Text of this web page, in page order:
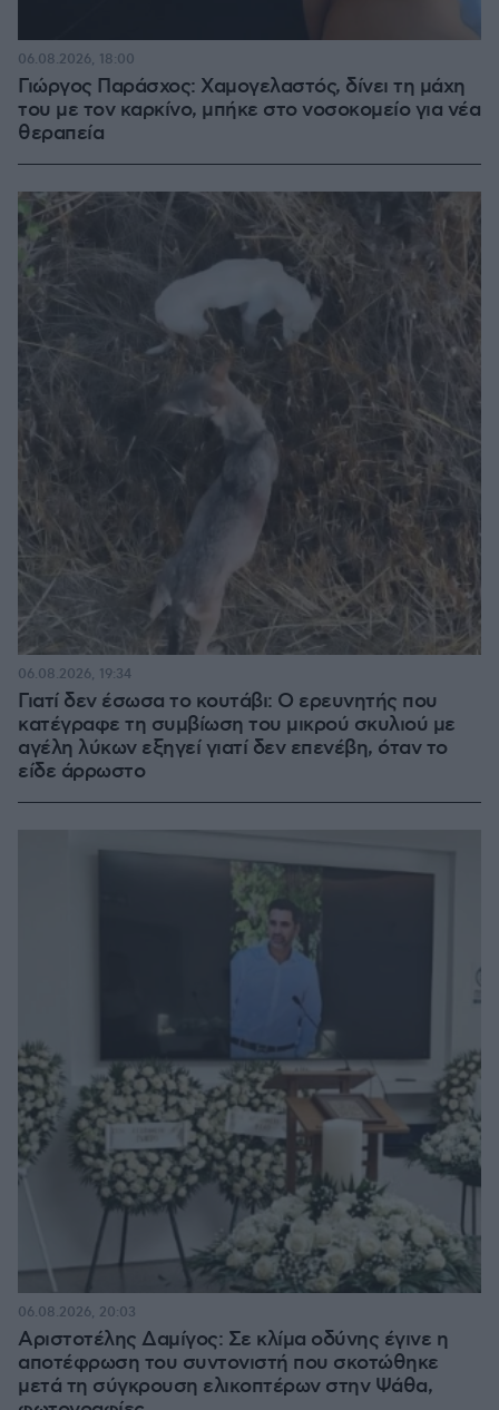
Γιώργος Παράσχος: Χαμογελαστός, δίνει τη μάχη
του με τον καρκίνο, μπήκε στο νοσοκομείο για νέα
θεραπεία
06.08.2026, 18:00
Γιατί δεν έσωσα το κουτάβι: Ο ερευνητής που
κατέγραφε τη συμβίωση του μικρού σκυλιού με
αγέλη λύκων εξηγεί γιατί δεν επενέβη, όταν το
είδε άρρωστο
06.08.2026, 19:34
Αριστοτέλης Δαμίγος: Σε κλίμα οδύνης έγινε η
αποτέφρωση του συντονιστή που σκοτώθηκε
μετά τη σύγκρουση ελικοπτέρων στην Ψάθα,
06.08.2026, 20:03